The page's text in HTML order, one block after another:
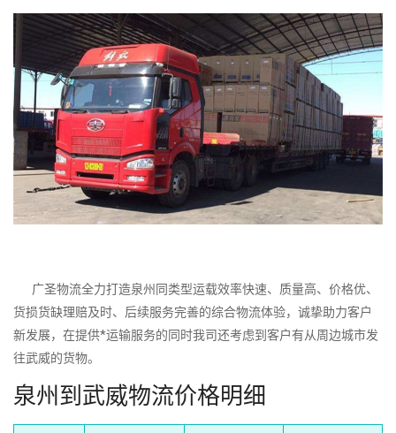
广圣物流全力打造泉州同类型运载效率快速、质量高、价格优、
货损货缺理赔及时、后续服务完善的综合物流体验，诚挚助力客户
新发展，在提供*运输服务的同时我司还考虑到客户有从周边城市发
往武威的货物。
泉州到武威物流价格明细